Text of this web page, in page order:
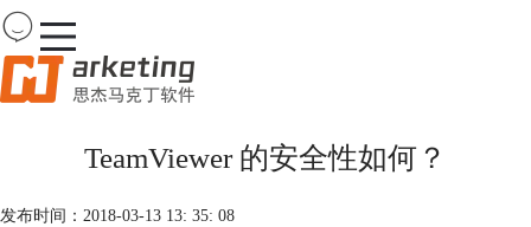
TeamViewer 的安全性如何？
发布时间：2018-03-13 13: 35: 08